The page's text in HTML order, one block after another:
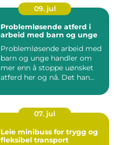
09. jul
Problemløsende atferd i
arbeid med barn og unge
Problemløsende arbeid med
barn og unge handler om
mer enn å stoppe uønsket
atferd her og nå. Det han...
07. jul
Leie minibuss for trygg og
fleksibel transport